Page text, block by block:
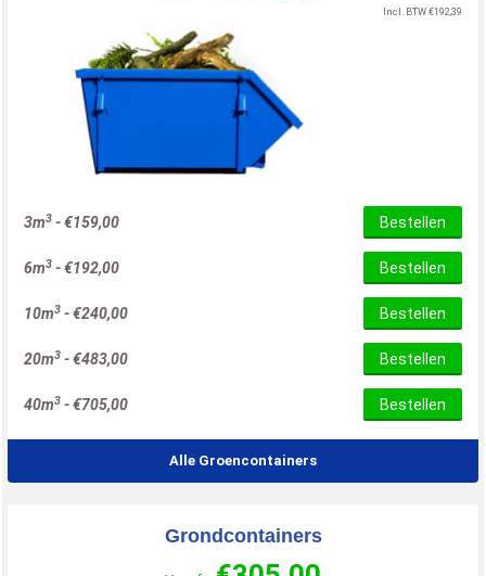
Incl. BTW €192,39
3m3 -€159,00 Bestellen
6m3 -€192,00 Bestellen
10m3 -€240,00 Bestellen
20m3 -€483,00 Bestellen
40m3 -€705,00 Bestellen
Alle Groencontainers
Grondcontainers